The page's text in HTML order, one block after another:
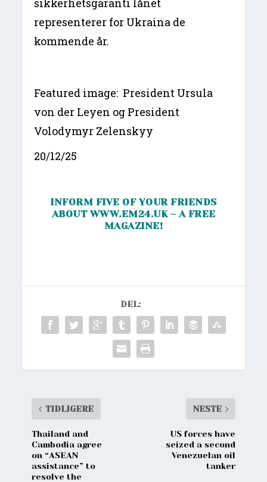
sikkerhetsgaranti lånet
representerer for Ukraina de
kommende år.
Featured image: President Ursula
von der Leyen og President
Volodymyr Zelenskyy
20/12/25
INFORM FIVE OF YOUR FRIENDS
ABOUTWWW.EM24.UK– A FREE
MAGAZINE!
DEL:
TIDLIGERE
Thailand and
Cambodia agree
on “ASEAN
assistance” to
resolve the
NESTE
US forces have
seized a second
Venezuelan oil
tanker